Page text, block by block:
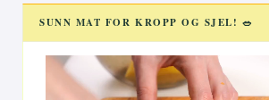
SUNN MAT FOR KROPP OG SJEL! 🥗
Videoavspiller